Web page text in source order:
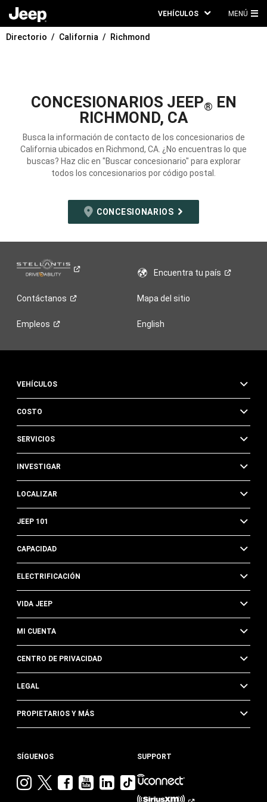
VEHÍCULOS MENÚ
Directorio California Richmond
CONCESIONARIOS JEEP® EN
RICHMOND, CA
Busca la información de contacto de los concesionarios de
California ubicados en Richmond, CA. ¿No encuentras lo que
buscas? Haz clic en "Buscar concesionario" para explorar
todos los concesionarios por código postal.
CONCESIONARIOS
Encuentra tupaís
Contáctanos Mapa del sitio
Empleos English
VEHÍCULOS
COSTO
SERVICIOS
INVESTIGAR
LOCALIZAR
JEEP 101
CAPACIDAD
ELECTRIFICACIÓN
VIDA JEEP
MI CUENTA
CENTRO DE PRIVACIDAD
LEGAL
PROPIETARIOS Y MÁS
SÍGUENOS
VisitaVisitaVisitaVisitaVisita
Jeep
Visita
Jeep
SUPPORT